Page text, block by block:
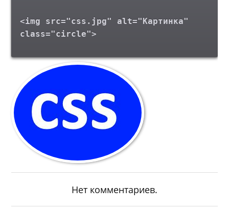
<img src="css.jpg" alt="Картинка"
class="circle">
Нет комментариев.